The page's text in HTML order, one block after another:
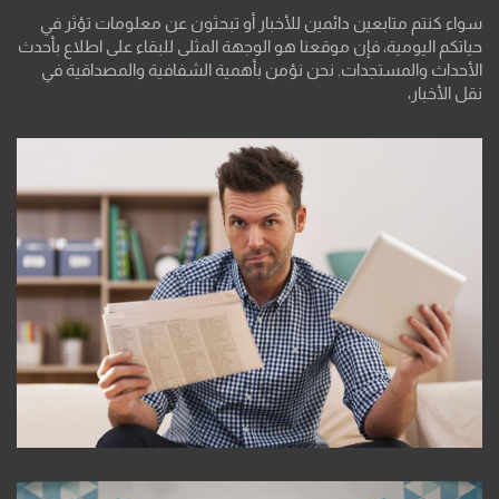
سواء كنتم متابعين دائمين للأخبار أو تبحثون عن معلومات تؤثر في
حياتكم اليومية، فإن موقعنا هو الوجهة المثلى للبقاء على اطلاع بأحدث
الأحداث والمستجدات. نحن نؤمن بأهمية الشفافية والمصداقية في
نقل الأخبار،